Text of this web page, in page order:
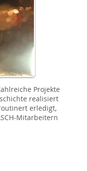
Projekte
realisiert
erledigt,
Mitarbeitern